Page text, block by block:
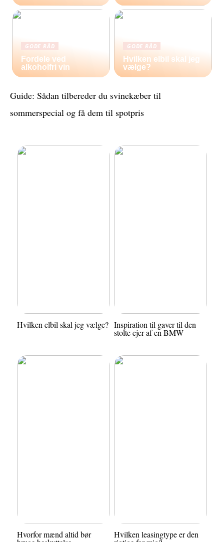
GODE RÅD
Fordele ved
alkoholfri vin
GODE RÅD
Hvilken elbil skal jeg
vælge?
Guide: Sådan tilbereder du svinekæber til
sommerspecial og få dem til spotpris
Hvilken elbil skal jeg vælge? Inspiration til gaver til den
stolte ejer af en BMW
Hvorfor mænd altid bør Hvilken leasingtype er den